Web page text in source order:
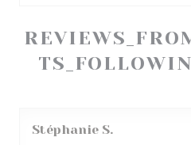
Stéphanie S